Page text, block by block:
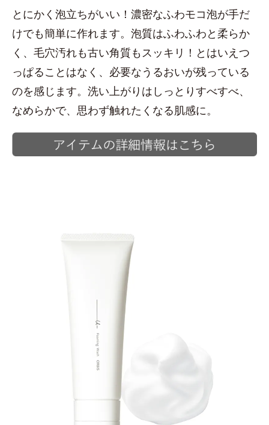
とにかく泡立ちがいい！濃密なふわモコ泡が手だ
けでも簡単に作れます。泡質はふわふわと柔らか
く、毛穴汚れも古い角質もスッキリ！とはいえつ
っぱることはなく、必要なうるおいが残っている
のを感じます。洗い上がりはしっとりすべすべ、
なめらかで、思わず触れたくなる肌感に。